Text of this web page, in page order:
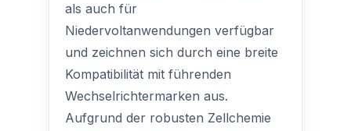
als auch für
Niedervoltanwendungen verfügbar
und zeichnen sich durch eine breite
Kompatibilität mit führenden
Wechselrichtermarken aus.
Aufgrund der robusten Zellchemie